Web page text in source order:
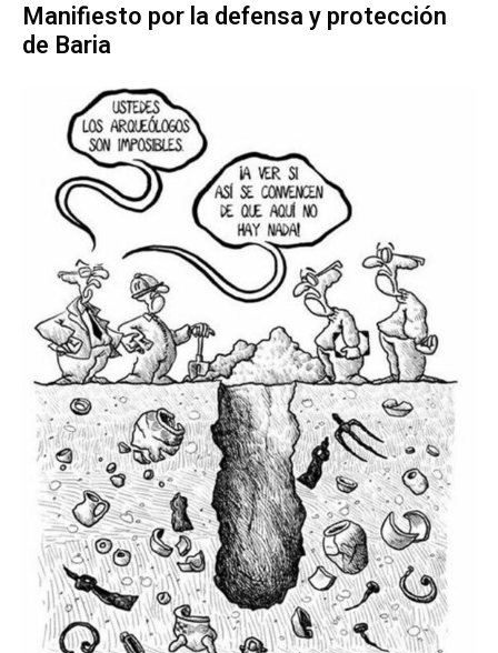
Manifiesto por la defensa y protección
de Baria